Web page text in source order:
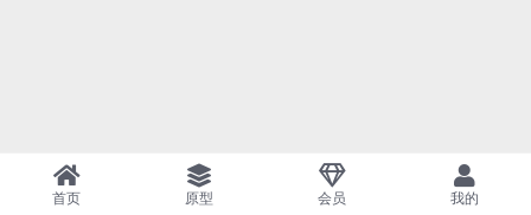
首页 原型 会员 我的